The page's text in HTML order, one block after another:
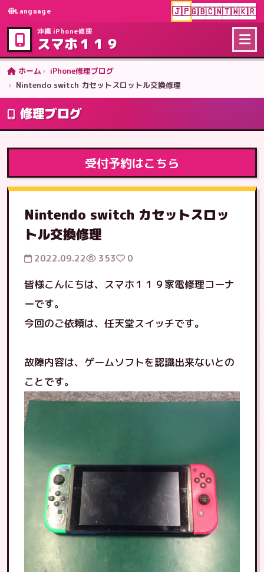
Language 🇯🇵🇬🇧🇨🇳🇹🇼🇰🇷
沖縄 iPhone修理
スマホ１１９
ホーム
iPhone修理ブログ
Nintendo switch カセットスロットル交換修理
修理ブログ
受付予約はこちら
Nintendo switch カセットスロッ
トル交換修理
2022.09.22 353 0
皆様こんにちは、スマホ１１９家電修理コーナ
ーです。
今回のご依頼は、任天堂スイッチです。
故障内容は、ゲームソフトを認識出来ないとの
ことです。